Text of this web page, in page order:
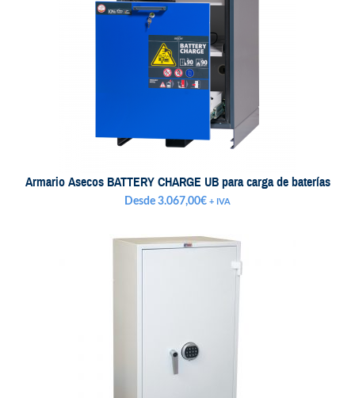
Armario Asecos BATTERY CHARGE UB para carga de baterías
Desde3.067,00€ + IVA